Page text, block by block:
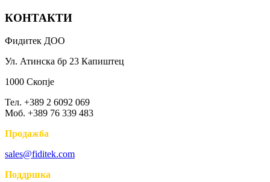
КОНТАКТИ
Фидитек ДОО
Ул. Атинска бр 23 Капиштец
1000 Скопје
Тел. +389 2 6092 069
Моб. +389 76 339 483
Продажба
sales@fiditek.com
Поддршка